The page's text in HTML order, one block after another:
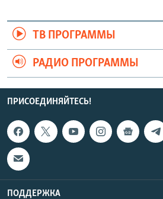
ТВ ПРОГРАММЫ
РАДИО ПРОГРАММЫ
ПРИСОЕДИНЯЙТЕСЬ!
ПОДДЕРЖКА